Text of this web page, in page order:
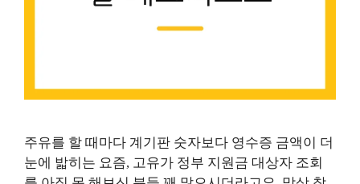
주유를 할 때마다 계기판 숫자보다 영수증 금액이 더
눈에 밟히는 요즘, 고유가 정부 지원금 대상자 조회